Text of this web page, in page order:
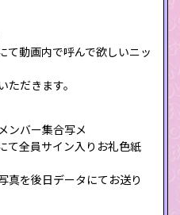
て動画内で呼んで欲しいニッ
だきます。
ンバー集合写メ
て全員サイン入りお礼色紙
真を後日データにてお送り